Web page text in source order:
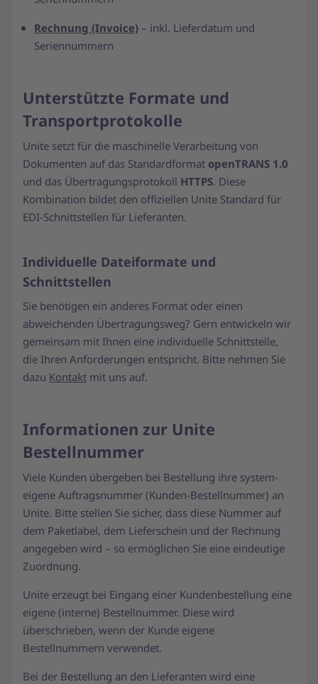
Rechnung (Invoice) – inkl. Lieferdatum und
Seriennummern
Unterstützte Formate und
Transportprotokolle
Unite setzt für die maschinelle Verarbeitung von
Dokumenten auf das Standardformat openTRANS 1.0
und das Übertragungsprotokoll HTTPS. Diese
Kombination bildet den offiziellen Unite Standard für
EDI-Schnittstellen für Lieferanten.
Individuelle Dateiformate und
Schnittstellen
Sie benötigen ein anderes Format oder einen
abweichenden Übertragungsweg? Gern entwickeln wir
gemeinsam mit Ihnen eine individuelle Schnittstelle,
die Ihren Anforderungen entspricht. Bitte nehmen Sie
dazu Kontakt mit uns auf.
Informationen zur Unite
Bestellnummer
Viele Kunden übergeben bei Bestellung ihre system-
eigene Auftragsnummer (Kunden-Bestellnummer) an
Unite. Bitte stellen Sie sicher, dass diese Nummer auf
dem Paketlabel, dem Lieferschein und der Rechnung
angegeben wird – so ermöglichen Sie eine eindeutige
Zuordnung.
Unite erzeugt bei Eingang einer Kundenbestellung eine
eigene (interne) Bestellnummer. Diese wird
überschrieben, wenn der Kunde eigene
Bestellnummern verwendet.
Bei der Bestellung an den Lieferanten wird eine